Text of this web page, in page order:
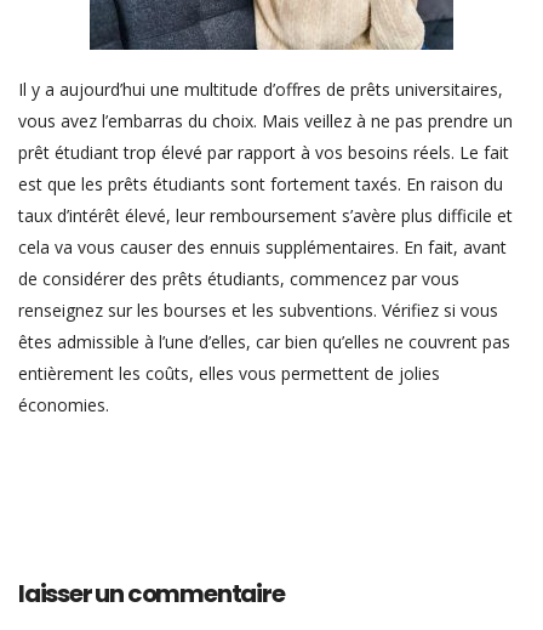
Il y a aujourd’hui une multitude d’offres de prêts universitaires,
vous avez l’embarras du choix. Mais veillez à ne pas prendre un
prêt étudiant trop élevé par rapport à vos besoins réels. Le fait
est que les prêts étudiants sont fortement taxés. En raison du
taux d’intérêt élevé, leur remboursement s’avère plus difficile et
cela va vous causer des ennuis supplémentaires. En fait, avant
de considérer des prêts étudiants, commencez par vous
renseignez sur les bourses et les subventions. Vérifiez si vous
êtes admissible à l’une d’elles, car bien qu’elles ne couvrent pas
entièrement les coûts, elles vous permettent de jolies
économies.
laisser un commentaire